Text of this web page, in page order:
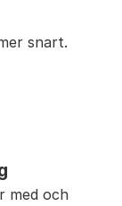
snart.
med och